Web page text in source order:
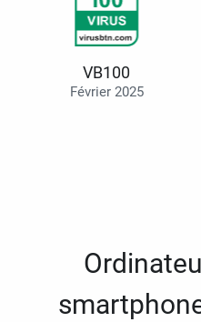
VB100
Février 2025